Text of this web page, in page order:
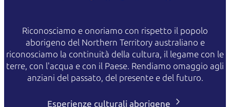
Riconosciamo e onoriamo con rispetto il popolo
aborigeno del Northern Territory australiano e
riconosciamo la continuità della cultura, il legame con le
terre, con l'acqua e con il Paese. Rendiamo omaggio agli
anziani del passato, del presente e del futuro.
Esperienze culturali aborigene